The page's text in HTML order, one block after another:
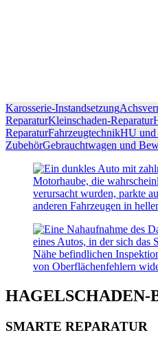
Karosserie-Instandsetzung
ReparaturKleinschaden-Reparatur
ReparaturFahrzeugtechnikHU
ZubehörGebrauchtwagen und
HAGELSCHADEN-
SMARTE REPARATUR